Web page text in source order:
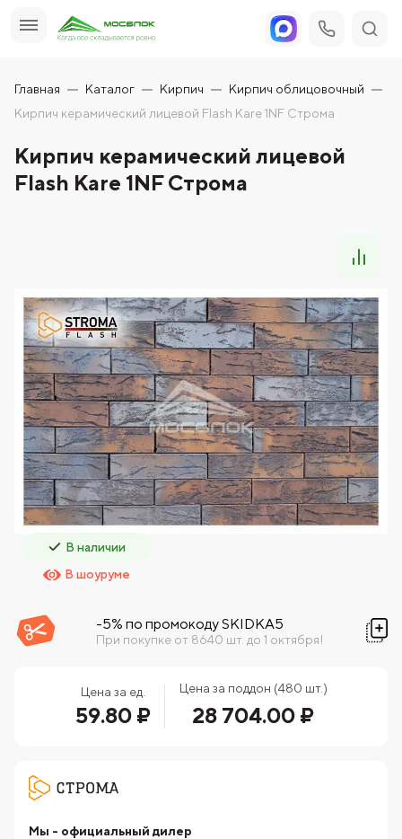
Главная Каталог Кирпич
Кирпич облицовочный
Кирпич керамический лицевой Flash Kare 1NF Строма
Кирпич керамический лицевой
Flash Kare 1NF Строма
В наличии
В шоуруме
-5% по промокоду SKIDKA5
При покупке от 8640 шт. до 1 октября!
Цена за ед.
59.80 ₽
Цена за поддон (480 шт.)
28 704.00 ₽
Мы - официальный дилер